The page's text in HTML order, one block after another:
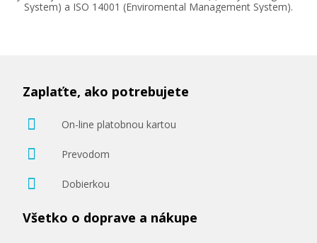
System) a ISO 14001 (Enviromental Management System).
Zaplaťte, ako potrebujete
On-line platobnou kartou
Prevodom
Dobierkou
Všetko o doprave a nákupe